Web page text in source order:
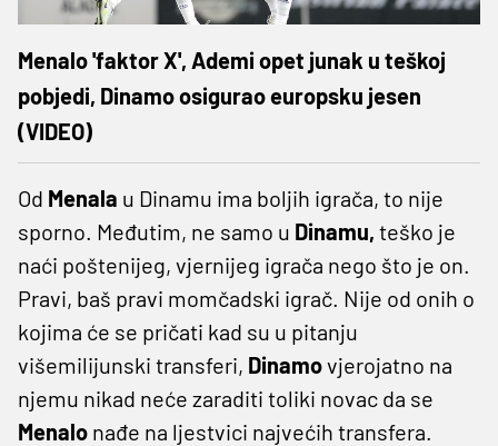
Menalo 'faktor X', Ademi opet junak u teškoj
pobjedi, Dinamo osigurao europsku jesen
(VIDEO)
Od Menala u Dinamu ima boljih igrača, to nije
sporno. Međutim, ne samo u Dinamu, teško je
naći poštenijeg, vjernijeg igrača nego što je on.
Pravi, baš pravi momčadski igrač. Nije od onih o
kojima će se pričati kad su u pitanju
višemilijunski transferi, Dinamovjerojatno na
njemu nikad neće zaraditi toliki novac da se
Menalo nađe na ljestvici najvećih transfera.